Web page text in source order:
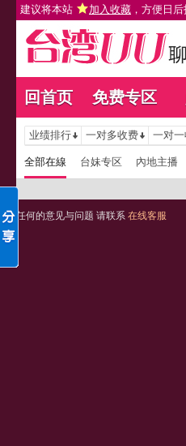
建议将本站 加入收藏 ，方便日
回首页 免费专区
业绩排行 一对多收费 一对
全部在線 台妹专区 內地主播
任何的意见与问题 请联系 在线客服